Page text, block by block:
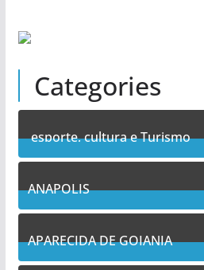
Categories
esporte, cultura e Turismo
7Posts
ANAPOLIS
11Posts
APARECIDA DE GOIANIA